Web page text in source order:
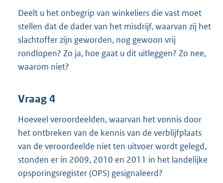
Deelt u het onbegrip van winkeliers die vast moet
stellen dat de dader van het misdrijf, waarvan zij het
slachtoffer zijn geworden, nog gewoon vrij
rondlopen? Zo ja, hoe gaat u dit uitleggen? Zo nee,
waarom niet?
Vraag 4
Hoeveel veroordeelden, waarvan het vonnis door
het ontbreken van de kennis van de verblijfplaats
van de veroordeelde niet ten uitvoer wordt gelegd,
stonden er in 2009, 2010 en 2011 in het landelijke
opsporingsregister (OPS) gesignaleerd?